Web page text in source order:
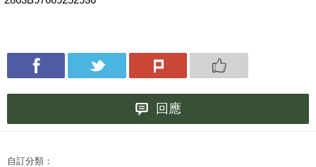
回應
自訂分類：